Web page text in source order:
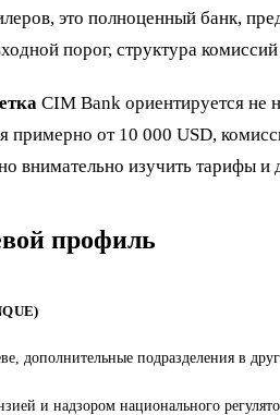
это полноценный банк,
порог, структура
CIM Bank ориентируется не
от 10 000 USD,
внимательно изучить тарифы
профиль
дополнительные подразделения в
и надзором национального